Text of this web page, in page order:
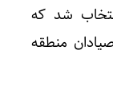
شد که
منطقه